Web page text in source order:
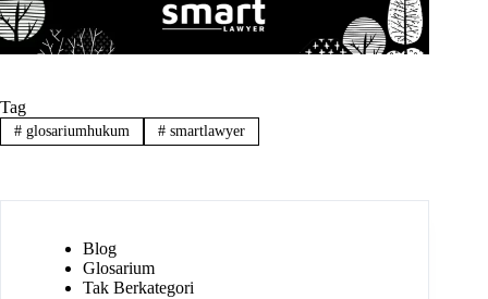
Tag
#glosariumhukum #smartlawyer
Blog
Glosarium
Tak Berkategori